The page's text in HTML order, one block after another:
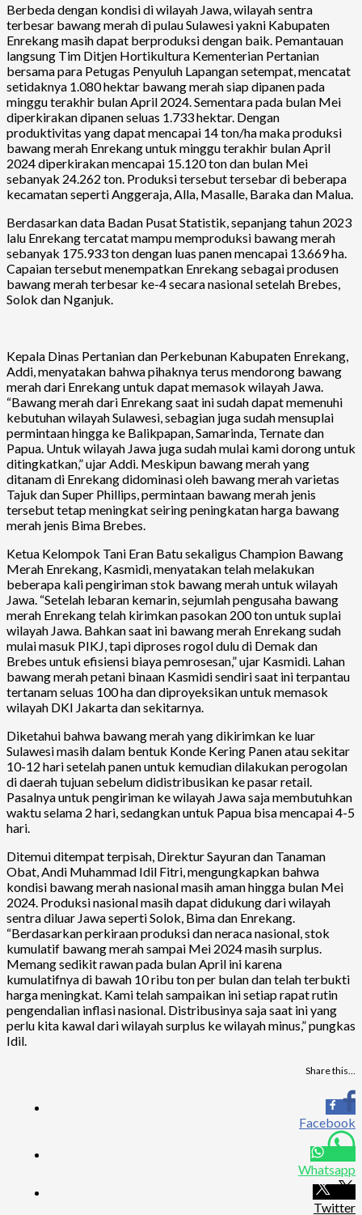
Berbeda dengan kondisi di wilayah Jawa, wilayah sentra
terbesar bawang merah di pulau Sulawesi yakni Kabupaten
Enrekang masih dapat berproduksi dengan baik. Pemantauan
langsung Tim Ditjen Hortikultura Kementerian Pertanian
bersama para Petugas Penyuluh Lapangan setempat, mencatat
setidaknya 1.080 hektar bawang merah siap dipanen pada
minggu terakhir bulan April 2024. Sementara pada bulan Mei
diperkirakan dipanen seluas 1.733 hektar. Dengan
produktivitas yang dapat mencapai 14 ton/ha maka produksi
bawang merah Enrekang untuk minggu terakhir bulan April
2024 diperkirakan mencapai 15.120 ton dan bulan Mei
sebanyak 24.262 ton. Produksi tersebut tersebar di beberapa
kecamatan seperti Anggeraja, Alla, Masalle, Baraka dan Malua.
Berdasarkan data Badan Pusat Statistik, sepanjang tahun 2023
lalu Enrekang tercatat mampu memproduksi bawang merah
sebanyak 175.933 ton dengan luas panen mencapai 13.669 ha.
Capaian tersebut menempatkan Enrekang sebagai produsen
bawang merah terbesar ke-4 secara nasional setelah Brebes,
Solok dan Nganjuk.
Kepala Dinas Pertanian dan Perkebunan Kabupaten Enrekang,
Addi, menyatakan bahwa pihaknya terus mendorong bawang
merah dari Enrekang untuk dapat memasok wilayah Jawa.
“Bawang merah dari Enrekang saat ini sudah dapat memenuhi
kebutuhan wilayah Sulawesi, sebagian juga sudah mensuplai
permintaan hingga ke Balikpapan, Samarinda, Ternate dan
Papua. Untuk wilayah Jawa juga sudah mulai kami dorong untuk
ditingkatkan,” ujar Addi. Meskipun bawang merah yang
ditanam di Enrekang didominasi oleh bawang merah varietas
Tajuk dan Super Phillips, permintaan bawang merah jenis
tersebut tetap meningkat seiring peningkatan harga bawang
merah jenis Bima Brebes.
Ketua Kelompok Tani Eran Batu sekaligus Champion Bawang
Merah Enrekang, Kasmidi, menyatakan telah melakukan
beberapa kali pengiriman stok bawang merah untuk wilayah
Jawa. “Setelah lebaran kemarin, sejumlah pengusaha bawang
merah Enrekang telah kirimkan pasokan 200 ton untuk suplai
wilayah Jawa. Bahkan saat ini bawang merah Enrekang sudah
mulai masuk PIKJ, tapi diproses rogol dulu di Demak dan
Brebes untuk efisiensi biaya pemrosesan,” ujar Kasmidi. Lahan
bawang merah petani binaan Kasmidi sendiri saat ini terpantau
tertanam seluas 100 ha dan diproyeksikan untuk memasok
wilayah DKI Jakarta dan sekitarnya.
Diketahui bahwa bawang merah yang dikirimkan ke luar
Sulawesi masih dalam bentuk Konde Kering Panen atau sekitar
10-12 hari setelah panen untuk kemudian dilakukan perogolan
di daerah tujuan sebelum didistribusikan ke pasar retail.
Pasalnya untuk pengiriman ke wilayah Jawa saja membutuhkan
waktu selama 2 hari, sedangkan untuk Papua bisa mencapai 4-5
hari.
Ditemui ditempat terpisah, Direktur Sayuran dan Tanaman
Obat, Andi Muhammad Idil Fitri, mengungkapkan bahwa
kondisi bawang merah nasional masih aman hingga bulan Mei
2024. Produksi nasional masih dapat didukung dari wilayah
sentra diluar Jawa seperti Solok, Bima dan Enrekang.
“Berdasarkan perkiraan produksi dan neraca nasional, stok
kumulatif bawang merah sampai Mei 2024 masih surplus.
Memang sedikit rawan pada bulan April ini karena
kumulatifnya di bawah 10 ribu ton per bulan dan telah terbukti
harga meningkat. Kami telah sampaikan ini setiap rapat rutin
pengendalian inflasi nasional. Distribusinya saja saat ini yang
perlu kita kawal dari wilayah surplus ke wilayah minus,” pungkas
Idil.
Share this…
Facebook
Whatsapp
Twitter